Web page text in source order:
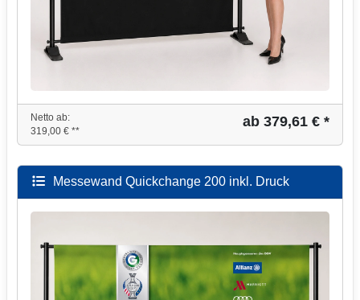
Netto ab:
319,00 € **
ab 379,61 € *
Messewand Quickchange 200 inkl. Druck